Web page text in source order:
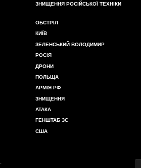
ЗНИЩЕННЯ РОСІЙСЬКОЇ ТЕХНІКИ
ОБСТРІЛ
КИЇВ
ЗЕЛЕНСЬКИЙ ВОЛОДИМИР
РОСІЯ
ДРОНИ
ПОЛЬЩА
АРМІЯ РФ
ЗНИЩЕННЯ
АТАКА
ГЕНШТАБ ЗС
США
.